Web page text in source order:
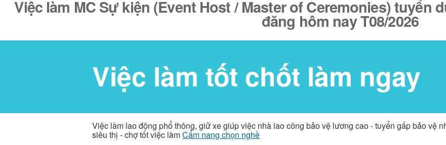
Việc làm MC Sự kiện (Event Host / Master of Ceremonies) tuyển
đăng hôm nay T08/2026
Việc làm tốt chốt làm ngay
Việc làm lao động phổ thông, giử xe giúp việc nhà lao công bảo vệ lương cao - tuyển gấp bảo vệ
siêu thị - chợ tốt việc làmCẩm nang chọn nghề